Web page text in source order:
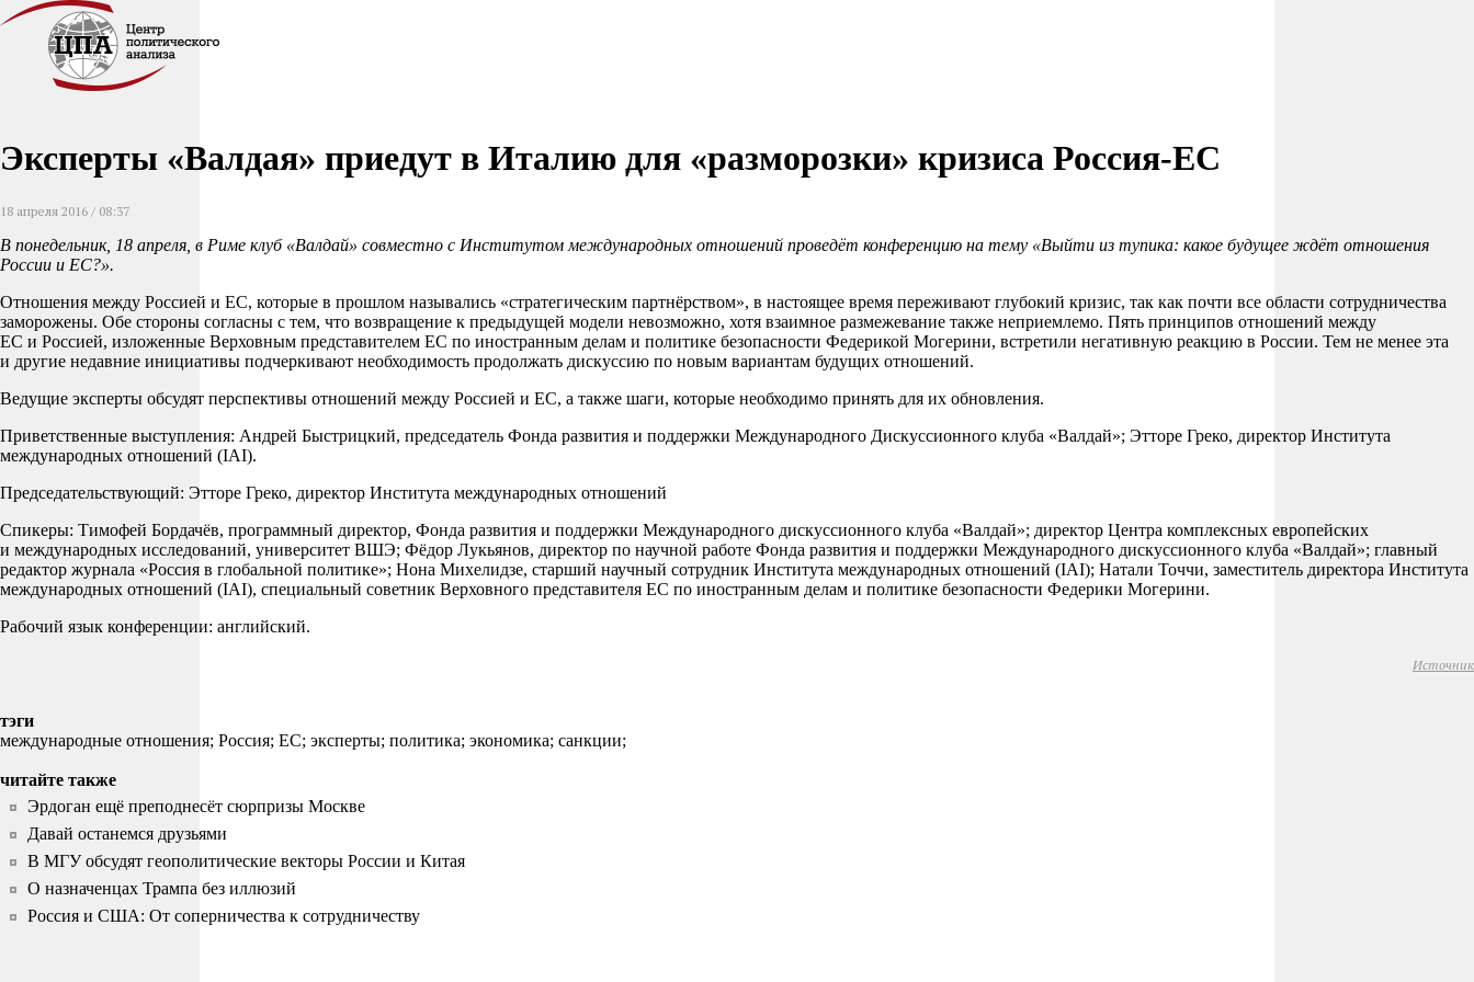
Эксперты «Валдая» приедут в Италию для «разморозки» кризиса Россия-ЕС
18 апреля 2016 / 08:37
В понедельник, 18 апреля, в Риме клуб «Валдай» совместно с Институтом международных отношений проведёт конференцию на тему «Выйти из тупика: какое будущее ждёт отношения
России и ЕС?».
Отношения между Россией и ЕС, которые в прошлом назывались «стратегическим партнёрством», в настоящее время переживают глубокий кризис, так как почти все области сотрудничества
заморожены. Обе стороны согласны с тем, что возвращение к предыдущей модели невозможно, хотя взаимное размежевание также неприемлемо. Пять принципов отношений между
ЕС и Россией, изложенные Верховным представителем ЕС по иностранным делам и политике безопасности Федерикой Могерини, встретили негативную реакцию в России. Тем не менее эта
и другие недавние инициативы подчеркивают необходимость продолжать дискуссию по новым вариантам будущих отношений.
Ведущие эксперты обсудят перспективы отношений между Россией и ЕС, а также шаги, которые необходимо принять для их обновления.
Приветственные выступления: Андрей Быстрицкий, председатель Фонда развития и поддержки Международного Дискуссионного клуба «Валдай»; Этторе Греко, директор Института
международных отношений (IAI).
Председательствующий: Этторе Греко, директор Института международных отношений
Спикеры: Тимофей Бордачёв, программный директор, Фонда развития и поддержки Международного дискуссионного клуба «Валдай»; директор Центра комплексных европейских
и международных исследований, университет ВШЭ; Фёдор Лукьянов, директор по научной работе Фонда развития и поддержки Международного дискуссионного клуба «Валдай»; главный
редактор журнала «Россия в глобальной политике»; Нона Михелидзе, старший научный сотрудник Института международных отношений (IAI); Натали Точчи, заместитель директора Института
международных отношений (IAI), специальный советник Верховного представителя ЕС по иностранным делам и политике безопасности Федерики Могерини.
Рабочий язык конференции: английский.
Источник
тэги
международные отношения; Россия; ЕС; эксперты; политика; экономика; санкции;
читайте также
Эрдоган ещё преподнесёт сюрпризы Москве
Давай останемся друзьями
В МГУ обсудят геополитические векторы России и Китая
О назначенцах Трампа без иллюзий
Россия и США: От соперничества к сотрудничеству